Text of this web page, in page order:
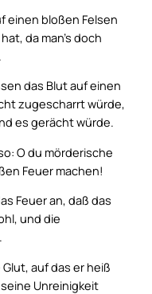
einen bloßen Felsen
da man’s doch
das Blut auf einen
zugescharrt würde,
es gerächt würde.
O du mörderische
Feuer machen!
Feuer an, daß das
und die
auf das er heiß
Unreinigkeit